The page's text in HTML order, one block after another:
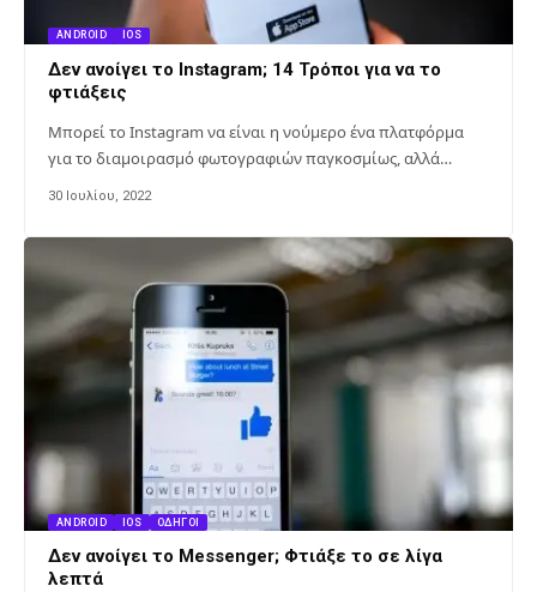
ANDROID IOS
Δεν ανοίγει το Instagram; 14 Τρόποι για να το
φτιάξεις
Μπορεί το Instagram να είναι η νούμερο ένα πλατφόρμα
για το διαμοιρασμό φωτογραφιών παγκοσμίως, αλλά…
30 Ιουλίου, 2022
ANDROID IOS ΟΔΗΓΟΊ
Δεν ανοίγει το Messenger; Φτιάξε το σε λίγα
λεπτά